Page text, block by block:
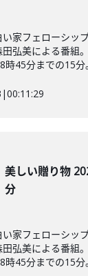
家フェローシッ
弘美による番組
45分までの15分。
|00:11:29
美しい贈り物
分
家フェローシッ
弘美による番組
45分までの15分。